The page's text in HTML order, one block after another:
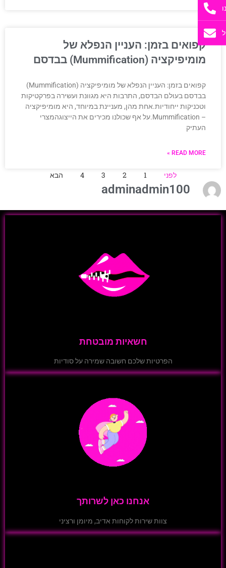
קפואים בזמן: העניין הנפלא של
מומיפיקציה (Mummification) בבדסם
קפואים בזמן: העניין הנפלא של מומיפיקציה (Mummification)
בבדסם בעולם הבדסם, התרבות היא מגוונת ועשירה בפרקטיקות
וטכניקות ייחודיות.אחת מהן, מעניינת במיוחד, היא מומיפיקציה
– Mummification.על אף שכולנו מכירים את הייצוגהמצרי
העתיק
READ MORE »
לפני 1
2
3
4 הבא
adminadmin100
חשאיות מובטחת
הפרטיות שלכם חשובה שמירה על סודיות
אנחנו כאן לשרותך
צוות שירות לקוחות אדיב, מיומן ורציני